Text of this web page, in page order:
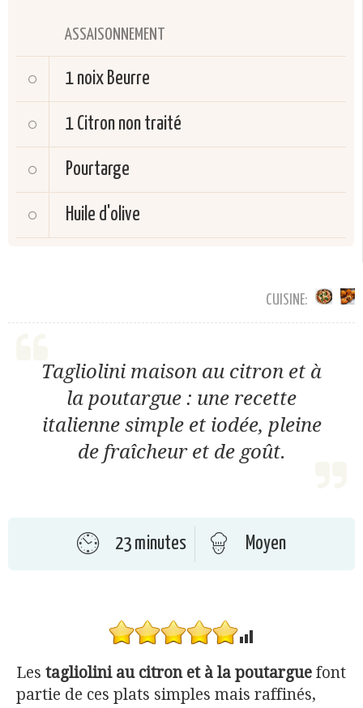
ASSAISONNEMENT
1 noix Beurre
1 Citron non traité
Pourtarge
Huile d'olive
CUISINE:
Tagliolini maison au citron et à
la poutargue : une recette
italienne simple et iodée, pleine
de fraîcheur et de goût.
23 minutes Moyen
Les tagliolini au citron et à la poutargue font
partie de ces plats simples mais raffinés,